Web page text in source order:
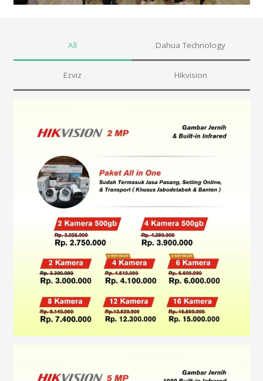
All Dahua Technology
Ezviz Hikvision